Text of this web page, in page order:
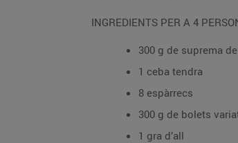
INGREDIENTS PER A 4
300 g de suprema
1 ceba tendra
8 espàrrecs
300 g de bolets
1 gra d’all